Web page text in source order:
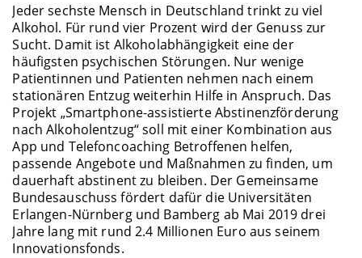
Jeder sechste Mensch in Deutschland trinkt zu viel
Alkohol. Für rund vier Prozent wird der Genuss zur
Sucht. Damit ist Alkoholabhängigkeit eine der
häufigsten psychischen Störungen. Nur wenige
Patientinnen und Patienten nehmen nach einem
stationären Entzug weiterhin Hilfe in Anspruch. Das
Projekt „Smartphone-assistierte Abstinenzförderung
nach Alkoholentzug“ soll mit einer Kombination aus
App und Telefoncoaching Betroffenen helfen,
passende Angebote und Maßnahmen zu finden, um
dauerhaft abstinent zu bleiben. Der Gemeinsame
Bundesauschuss fördert dafür die Universitäten
Erlangen-Nürnberg und Bamberg ab Mai 2019 drei
Jahre lang mit rund 2.4 Millionen Euro aus seinem
Innovationsfonds.